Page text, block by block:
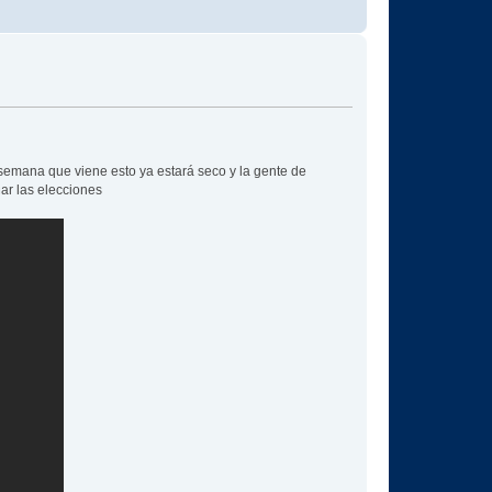
que viene esto ya estará seco y la gente de
las elecciones